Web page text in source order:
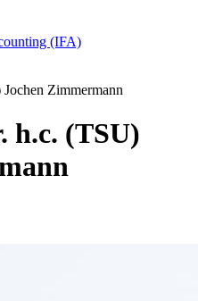
(IFA)
Zimmermann
h.c. (TSU)